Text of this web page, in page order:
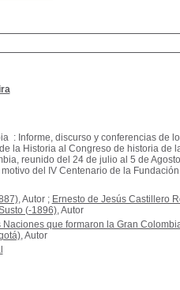
: Informe, discurso y conferencias de
la Historia al Congreso de historia de
reunido del 24 de julio al 5 de
del IV Centenario de la
, Autor ; Ernesto de Jesús Castillero
(-1896), Autor
que formaron la Gran
, Autor